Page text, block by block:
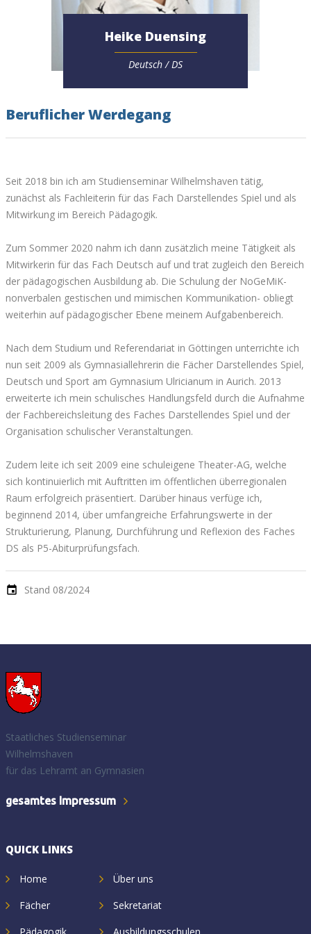
Heike Duensing
Deutsch / DS
Beruflicher Werdegang
Seit 2018 bin ich am Studienseminar Wilhelmshaven tätig,
zunächst als Fachleiterin für das Fach Darstellendes Spiel und als
Mitwirkung im Bereich Pädagogik.
Zum Sommer 2020 nahm ich dann zusätzlich meine Tätigkeit als
Mitwirkerin für das Fach Deutsch auf und trat zugleich den Bereich
der pädagogischen Ausbildung ab. Die Schulung der NoGeMiK-
nonverbalen gestischen und mimischen Kommunikation- obliegt
weiterhin auf pädagogischer Ebene meinem Aufgabenbereich.
Nach dem Studium und Referendariat in Göttingen unterrichte ich
nun seit 2009 als Gymnasiallehrerin die Fächer Darstellendes Spiel,
Deutsch und Sport am Gymnasium Ulricianum in Aurich. 2013
erweiterte ich mein schulisches Handlungsfeld durch die Aufnahme
der Fachbereichsleitung des Faches Darstellendes Spiel und der
Organisation schulischer Veranstaltungen.
Zudem leite ich seit 2009 eine schuleigene Theater-AG, welche
sich kontinuierlich mit Auftritten im öffentlichen überregionalen
Raum erfolgreich präsentiert. Darüber hinaus verfüge ich,
beginnend 2014, über umfangreiche Erfahrungswerte in der
Strukturierung, Planung, Durchführung und Reflexion des Faches
DS als P5-Abiturprüfungsfach.
Stand 08/2024
Staatliches Studienseminar
Wilhelmshaven
für das Lehramt an Gymnasien
gesamtes Impressum
QUICK LINKS
Home
Fächer
Über uns
Sekretariat